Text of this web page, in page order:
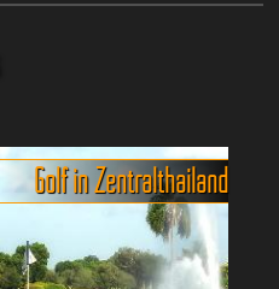
Golf in Zentralthailand